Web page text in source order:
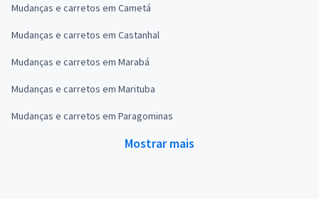
Mudanças e carretos em Cametá
Mudanças e carretos em Castanhal
Mudanças e carretos em Marabá
Mudanças e carretos em Marituba
Mudanças e carretos em Paragominas
Mostrar mais